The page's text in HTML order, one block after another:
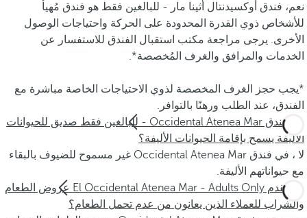
نعم، فندق أوكسيدنتال أثينا مار - للبالغين فقط هو فندق مُهيأ
للأشخاص ذوي القدرة المحدودة على الحركة واحتياجات الوصول
الأخرى. يرجى مراجعة مكتب استقبال الفندق للاستفسار عن
الخدمات والمرافق والغرف المُخصصة*.
*يجب حجز الغرف المخصصة لذوي الاحتياجات الخاصة مباشرة مع
الفندق، عند الطلب ورهنًا بالتوافر.
هل فندق Occidental Atenea Mar - للبالغين فقط صديق للحيوانات
الأليفة يسمح بإقامة الحيوانات الأليفة؟
لا ، في فندق Occidental Atenea Mar غير مسموح للضيوف بالبقاء
مع حيواناتهم الأليفة.
هل تقدم El Occidental Atenea Mar - Adults Only عروض الطعام
والشراب للعملاء الذين يعانون من عدم تحمل الطعام؟